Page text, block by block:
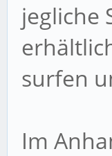
jegliche
surfen
Im